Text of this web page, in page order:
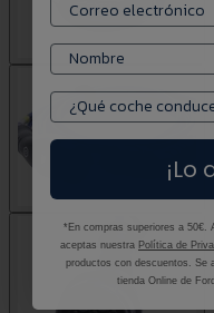
¡Lo
*En compras superiores a 50€.
aceptas nuestra Política de
productos con descuentos. Se
tienda Online de